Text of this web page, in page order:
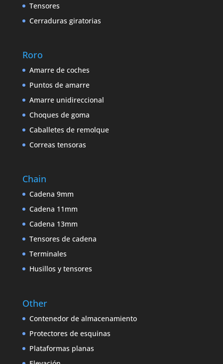
Tensores
Cerraduras giratorias
Roro
Amarre de coches
Puntos de amarre
Amarre unidireccional
Choques de goma
Caballetes de remolque
Correas tensoras
Chain
Cadena 9mm
Cadena 11mm
Cadena 13mm
Tensores de cadena
Terminales
Husillos y tensores
Other
Contenedor de almacenamiento
Protectores de esquinas
Plataformas planas